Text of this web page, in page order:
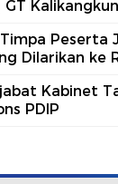
Peserta
Dilarikan ke
Kabinet
PDIP